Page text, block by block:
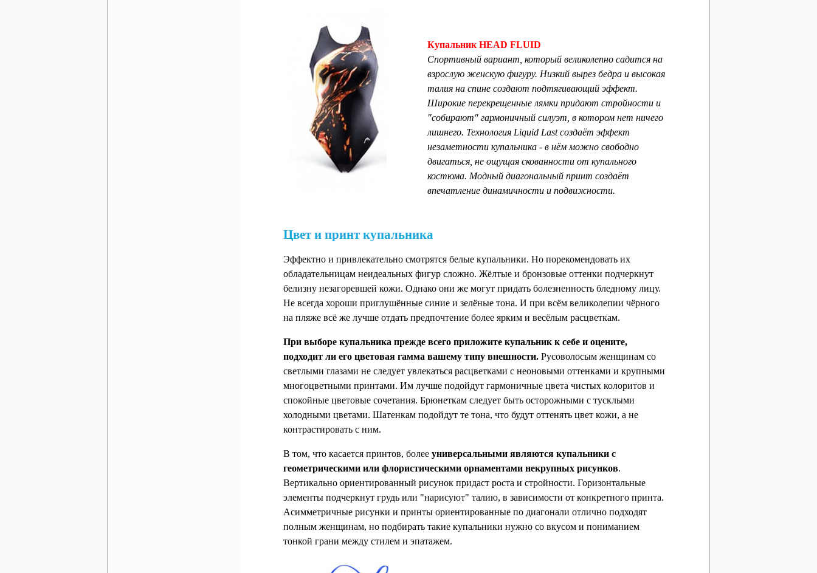
Купальник HEAD FLUID
Спортивный вариант, который великолепно садится на
взрослую женскую фигуру. Низкий вырез бедра и высокая
талия на спине создают подтягивающий эффект.
Широкие перекрещенные лямки придают стройности и
"собирают" гармоничный силуэт, в котором нет ничего
лишнего. Технология Liquid Last создаёт эффект
незаметности купальника - в нём можно свободно
двигаться, не ощущая скованности от купального
костюма. Модный диагональный принт создаёт
впечатление динамичности и подвижности.
Цвет и принт купальника
Эффектно и привлекательно смотрятся белые купальники. Но порекомендовать их
обладательницам неидеальных фигур сложно. Жёлтые и бронзовые оттенки подчеркнут
белизну незагоревшей кожи. Однако они же могут придать болезненность бледному лицу.
Не всегда хороши приглушённые синие и зелёные тона. И при всём великолепии чёрного
на пляже всё же лучше отдать предпочтение более ярким и весёлым расцветкам.
При выборе купальника прежде всего приложите купальник к себе и оцените,
подходит ли его цветовая гамма вашему типу внешности. Русоволосым женщинам со
светлыми глазами не следует увлекаться расцветками с неоновыми оттенками и крупными
многоцветными принтами. Им лучше подойдут гармоничные цвета чистых колоритов и
спокойные цветовые сочетания. Брюнеткам следует быть осторожными с тусклыми
холодными цветами. Шатенкам подойдут те тона, что будут оттенять цвет кожи, а не
контрастировать с ним.
В том, что касается принтов, более универсальными являются купальники с
геометрическими или флористическими орнаментами некрупных рисунков.
Вертикально ориентированный рисунок придаст роста и стройности. Горизонтальные
элементы подчеркнут грудь или "нарисуют" талию, в зависимости от конкретного принта.
Асимметричные рисунки и принты ориентированные по диагонали отлично подходят
полным женщинам, но подбирать такие купальники нужно со вкусом и пониманием
тонкой грани между стилем и эпатажем.